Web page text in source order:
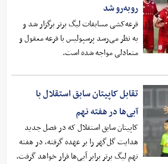
روبه‌رو شد
قرعه‌کشی مسابقات لیگ برتر برگزار شد و
به نظر می‌رسد پرسپولیس با قرعه معقول و
متعادلی مواجه شده است.
تقابل کاپیتان سابق استقلال با
آبی‌ها در هفته نهم
کاپیتان سابق استقلال که در فصل جدید
هدایت گل‌گهر را بر عهده گرفته، در هفته
نهم لیگ برتر برابر آبی‌ها قرار خواهد گرفت.